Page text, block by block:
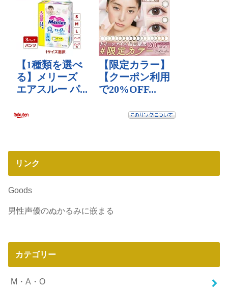
リンク
Goods
男性声優のぬかるみに嵌まる
カテゴリー
M・A・O